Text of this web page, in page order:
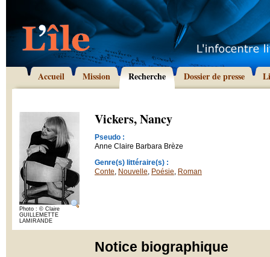
Accueil Mission Recherche Dossier de presse
Photo : © Claire
GUILLEMETTE
LAMIRANDE
Vickers, Nancy
Pseudo :
Anne Claire Barbara Brèze
Genre(s) littéraire(s) :
Conte, Nouvelle, Poésie, Roman
Notice biographique